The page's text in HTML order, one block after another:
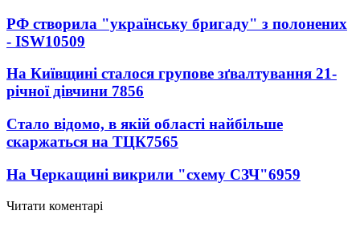
РФ створила "українську бригаду" з полонених
- ISW10509
На Київщині сталося групове зґвалтування 21-
річної дівчини 7856
Стало відомо, в якій області найбільше
скаржаться на ТЦК7565
На Черкащині викрили "схему СЗЧ"6959
Читати коментарі